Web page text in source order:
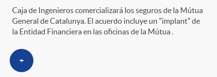
Caja de Ingenieros comercializará los seguros de la Mútua
General de Catalunya. El acuerdo incluye un "implant" de
la Entidad Financiera en las oficinas de la Mútua .
+